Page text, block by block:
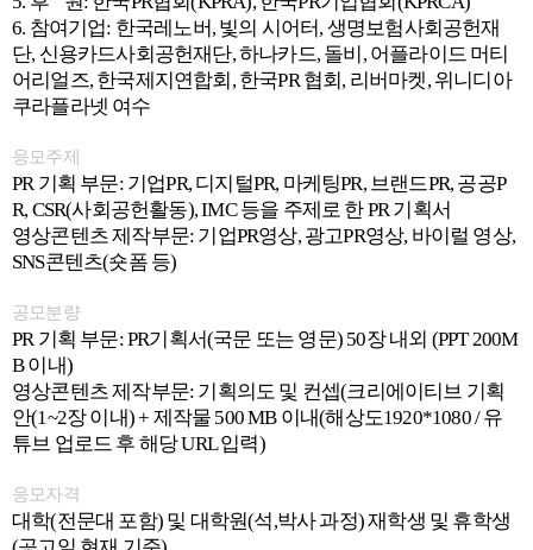
6. 참여기업: 한국레노버, 빛의 시어터, 생명보험사회공헌재
단, 신용카드사회공헌재단, 하나카드, 돌비, 어플라이드 머티
어리얼즈, 한국제지연합회, 한국PR 협회, 리버마켓, 위니디아
쿠라플라넷 여수
응모주제
PR 기획 부문: 기업PR, 디지털PR, 마케팅PR, 브랜드PR, 공공P
R, CSR(사회공헌활동), IMC 등을 주제로 한 PR 기획서
영상콘텐츠 제작부문: 기업PR영상, 광고PR영상, 바이럴 영상,
SNS콘텐츠(숏폼 등)
공모분량
PR 기획 부문: PR기획서(국문 또는 영문) 50장 내외 (PPT 200M
B 이내)
영상콘텐츠 제작부문: 기획의도 및 컨셉(크리에이티브 기획
안(1~2장 이내) + 제작물 500 MB 이내(해상도1920*1080 / 유
튜브 업로드 후 해당 URL 입력)
응모자격
대학(전문대 포함) 및 대학원(석,박사 과정) 재학생 및 휴학생